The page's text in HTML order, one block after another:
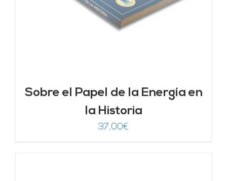
Sobre el Papel de la Energía en
la Historia
37,00€